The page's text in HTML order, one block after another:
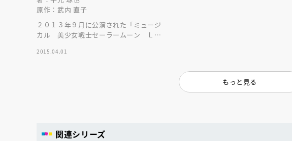
原作：武内 直子
２０１３年９月に公演された「ミュージ
カル 美少女戦士セーラームーン Ｌ
す。
2015.04.01
もっと見る
関連シリーズ
と担当編集者が語る「絵本創
応募締切 2025-10-31